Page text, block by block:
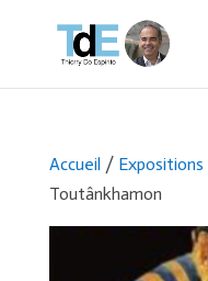
Accueil / Expositions
Toutânkhamon